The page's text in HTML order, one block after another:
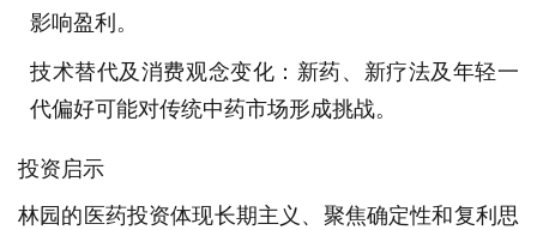
影响盈利。
技术替代及消费观念变化：新药、新疗法及年轻一
代偏好可能对传统中药市场形成挑战。
投资启示
林园的医药投资体现长期主义、聚焦确定性和复利思